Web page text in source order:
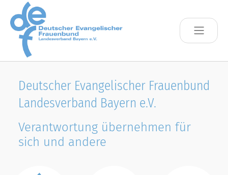
Skip to main content
Deutscher Evangelischer Frauenbund
Landesverband Bayern e.V.
Verantwortung übernehmen für
sich und andere